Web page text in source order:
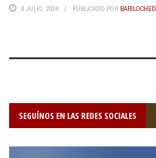
8 JULIO, 2024 PUBLICADO POR BARILOCHED
SEGUÍNOS EN LAS REDES SOCIALES